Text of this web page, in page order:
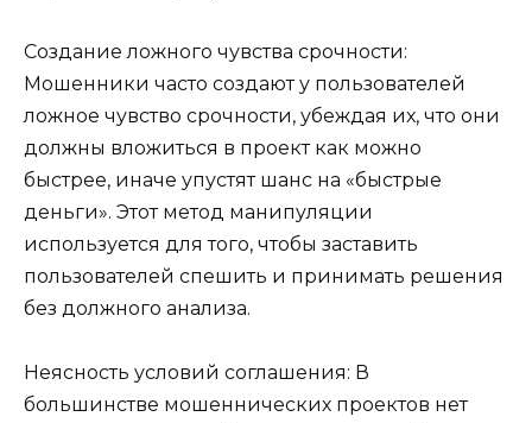
Создание ложного чувства срочности:
Мошенники часто создают у пользователей
ложное чувство срочности, убеждая их, что они
должны вложиться в проект как можно
быстрее, иначе упустят шанс на «быстрые
деньги». Этот метод манипуляции
используется для того, чтобы заставить
пользователей спешить и принимать решения
без должного анализа.
Неясность условий соглашения: В
большинстве мошеннических проектов нет